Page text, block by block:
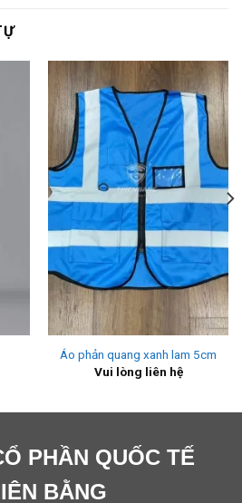
Áo phản quang xanh lam 5cm
Vui lòng liên hệ
PHẦN QUỐC TẾ
BẰNG